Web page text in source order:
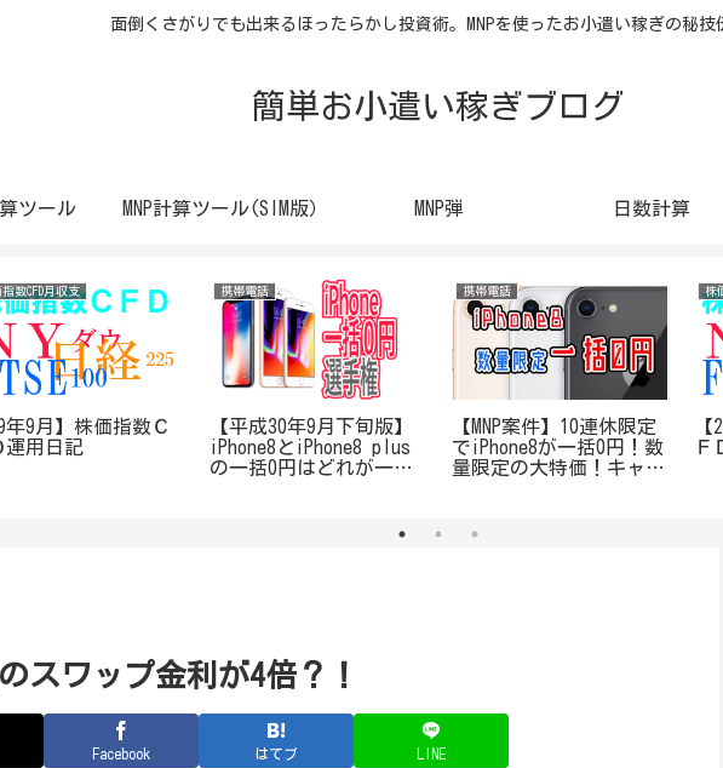
面倒くさがりでも出来るほったらかし投資術。MNPを使ったお小遣い稼ぎの秘技
簡単お小遣い稼ぎブログ
算ツール MNP計算ツール(SIM版） MNP弾 日数計算
数CFD月収支
年9月】株価指数Ｃ
運用日記
携帯電話
【平成30年9月下旬版】
iPhone8とiPhone8 plus
の一括0円はどれが一番
携帯電話
【MNP案件】10連休限定
でiPhone8が一括0円！数
量限定の大特価！キャン
株
Ｆ
スワップ金利が4倍？！
Facebook はてブ LINE